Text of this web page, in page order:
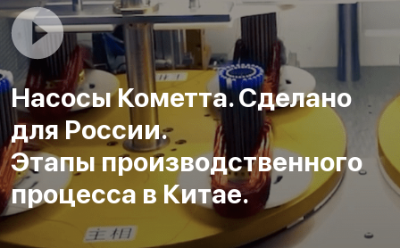
Насосы Кометта. Сделано
для России.
Этапы производственного
процесса в Китае.